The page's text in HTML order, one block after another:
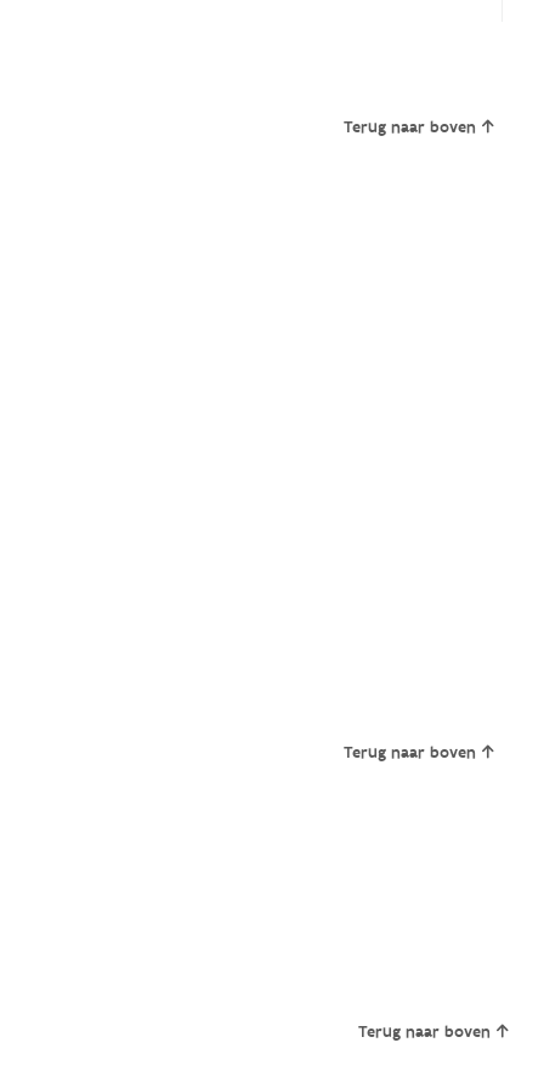
Terug naar boven
Terug naar boven
Terug naar boven